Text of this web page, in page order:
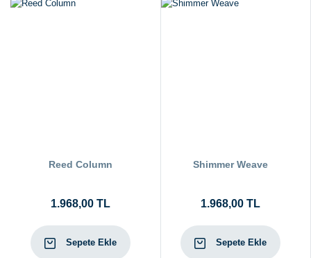
Reed Column
1.968,00 TL
Sepete Ekle
Shimmer Weave
1.968,00 TL
Sepete Ekle